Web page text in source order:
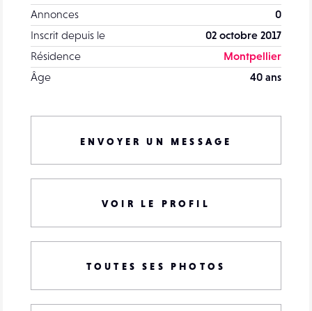
Annonces
0
Inscrit depuis le
02 octobre 2017
Résidence
Montpellier
Âge
40 ans
ENVOYER UN MESSAGE
VOIR LE PROFIL
TOUTES SES PHOTOS